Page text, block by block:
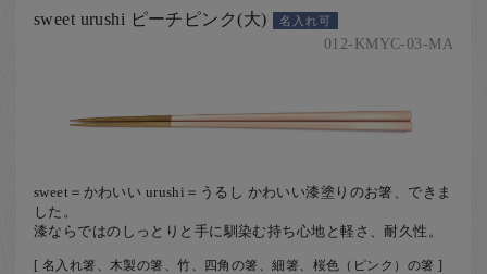
sweet urushi ピーチピンク(大) 名入れ可
012-KMYC-03-MA
sweet＝かわいい urushi＝うるし かわいい漆塗りのお箸、できま
した。
漆ならではのしっとりと手に馴染む持ち心地と軽さ、耐久性。
[ 名入れ箸、木製の箸、竹、四角の箸、細箸、桜色（ピンク）の箸 ]